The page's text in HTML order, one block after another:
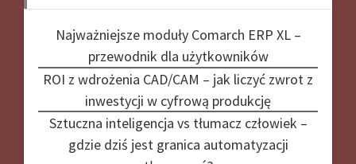
Najważniejsze moduły Comarch ERP XL –
przewodnik dla użytkowników
ROI z wdrożenia CAD/CAM – jak liczyć zwrot z
inwestycji w cyfrową produkcję
Sztuczna inteligencja vs tłumacz człowiek –
gdzie dziś jest granica automatyzacji